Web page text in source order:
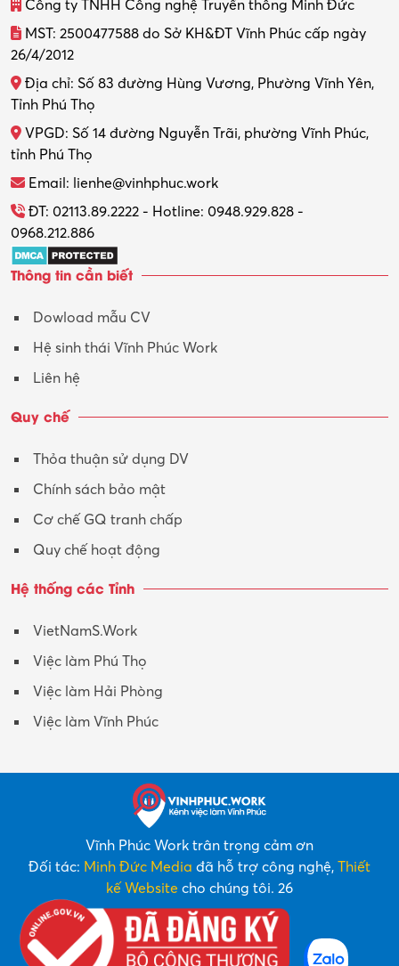
Công ty TNHH Công nghệ Truyền thông Minh Đức
MST: 2500477588 do Sở KH&ĐT Vĩnh Phúc cấp ngày
26/4/2012
Địa chỉ: Số 83 đường Hùng Vương, Phường Vĩnh Yên,
Tỉnh Phú Thọ
VPGD: Số 14 đường Nguyễn Trãi, phường Vĩnh Phúc,
tỉnh Phú Thọ
Email: lienhe@vinhphuc.work
ĐT: 02113.89.2222 - Hotline: 0948.929.828 -
0968.212.886
Thông tin cần biết
Dowload mẫu CV
Hệ sinh thái Vĩnh Phúc Work
Liên hệ
Quy chế
Thỏa thuận sử dụng DV
Chính sách bảo mật
Cơ chế GQ tranh chấp
Quy chế hoạt động
Hệ thống các Tỉnh
VietNamS.Work
Việc làm Phú Thọ
Việc làm Hải Phòng
Việc làm Vĩnh Phúc
Vĩnh Phúc Work trân trọng cảm ơn
Đối tác: Minh Đức Media đã hỗ trợ công nghệ, Thiết
kế Website cho chúng tôi. 26